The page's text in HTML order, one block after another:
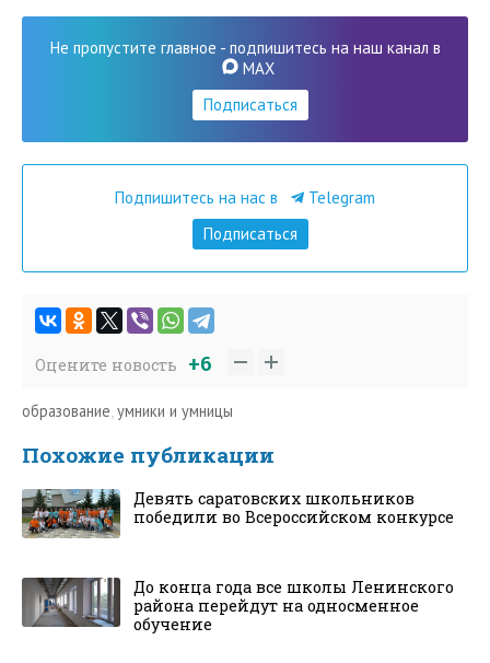
Не пропустите главное - подпишитесь на наш канал в
MAX
Подписаться
Подпишитесь на нас в
Telegram
Подписаться
Оцените новость +6
образование,умники и умницы
Похожие публикации
Девять саратовских школьников
победили во Всероссийском конкурсе
До конца года все школы Ленинского
района перейдут на односменное
обучение